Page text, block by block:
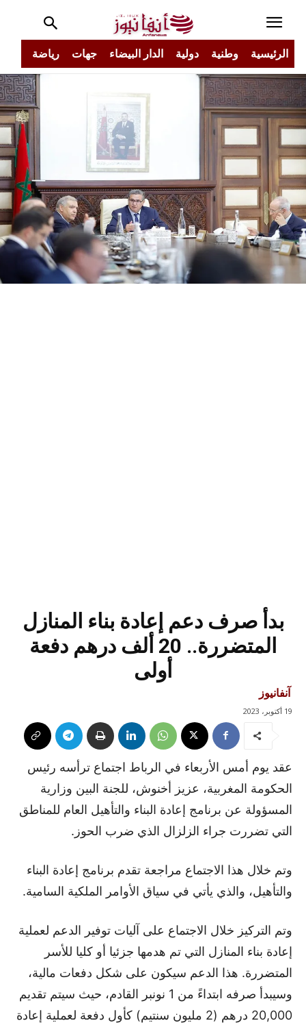
الرئيسية وطنية دولية الدار البيضاء جهات رياضة
بدأ صرف دعم إعادة بناء المنازل
المتضررة.. 20 ألف درهم دفعة
أولى
آنفانيوز
19 أكتوبر، 2023
عقد يوم أمس الأربعاء في الرباط اجتماع ترأسه رئيس
الحكومة المغربية، عزيز أخنوش، للجنة البين وزارية
المسؤولة عن برنامج إعادة البناء والتأهيل العام للمناطق
التي تضررت جراء الزلزال الذي ضرب الحوز.
وتم خلال هذا الاجتماع مراجعة تقدم برنامج إعادة البناء
والتأهيل، والذي يأتي في سياق الأوامر الملكية السامية.
وتم التركيز خلال الاجتماع على آليات توفير الدعم لعملية
إعادة بناء المنازل التي تم هدمها جزئيا أو كليا للأسر
المتضررة. هذا الدعم سيكون على شكل دفعات مالية،
وسيبدأ صرفه ابتداءً من 1 نونبر القادم، حيث سيتم تقديم
20,000 درهم (2 مليون سنتيم) كأول دفعة لعملية إعادة